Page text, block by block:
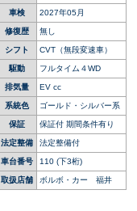
車検 2027年05月
修復歴 無し
シフト CVT（無段変速車）
駆動 フルタイム４WD
排気量 EV cc
系統色 ゴールド・シルバー系
保証 保証付 期間条件有り
法定整備 法定整備付
車台番号 110 (下3桁)
取扱店舗 ボルボ・カー 福井